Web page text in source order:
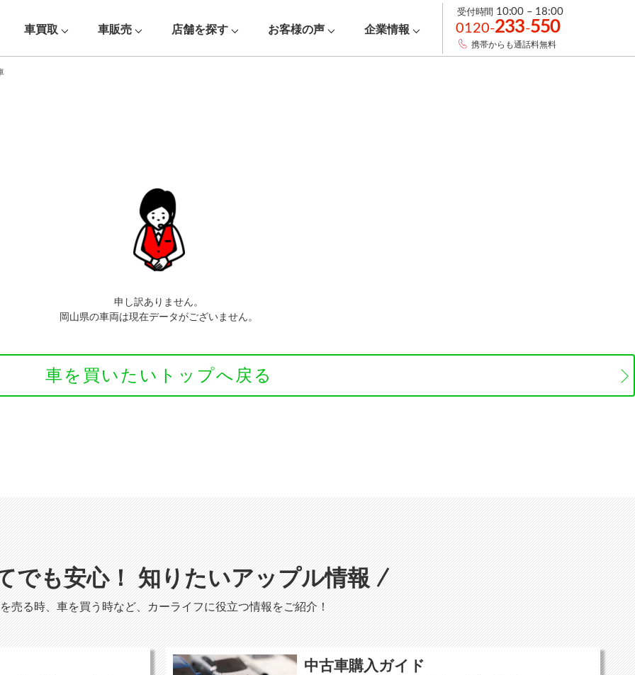
車買取 車販売 店舗を探す お客様の声 企業情報
受付時間 10:00 – 18:00
0120-233-550
携帯からも通話料無料
申し訳ありません。
岡山県の車両は現在データがございません。
車を買いたいトップへ戻る
でも安心！知りたいアップル情報
売る時、車を買う時など、カーライフに役立つ情報をご紹介！
中古車購入ガイド